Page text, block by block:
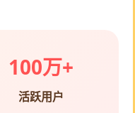
100万+
活跃用户